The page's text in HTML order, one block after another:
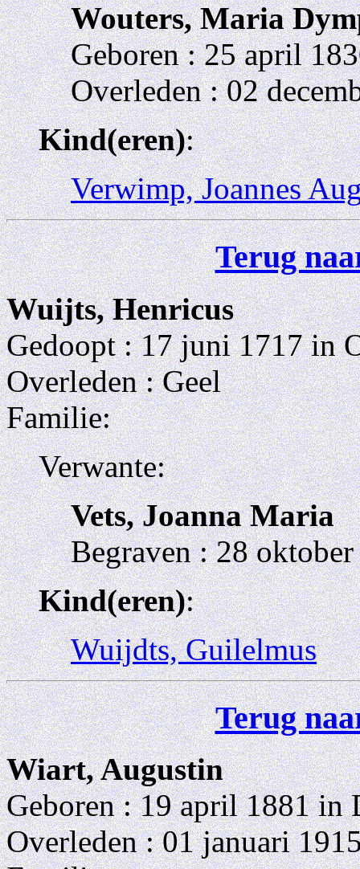
Wouters, Maria
Geboren : 25 april
Overleden : 02
Kind(eren):
Verwimp, Joannes
Terug
Wuijts, Henricus
Gedoopt : 17 juni 1717 in
Overleden : Geel
Familie:
Verwante:
Vets, Joanna Maria
Begraven : 28
Kind(eren):
Wuijdts, Guilelmus
Terug
Wiart, Augustin
Geboren : 19 april 1881 in
Overleden : 01 januari